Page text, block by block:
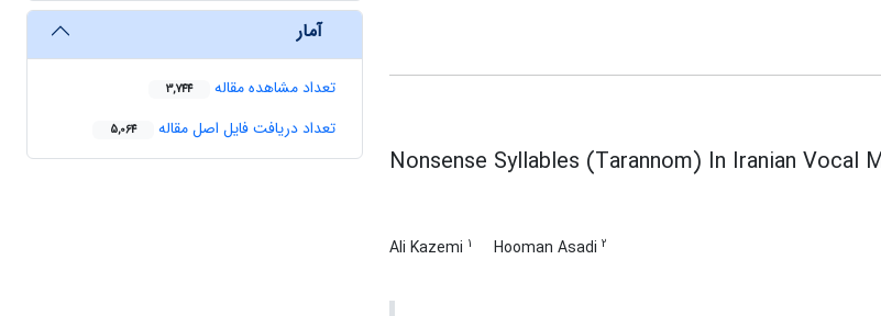
Nonsense Syllables (Tarannom) In Iranian Vocal
Ali Kazemi 1 Hooman Asadi 2
آمار
تعداد مشاهده مقاله 3,744
تعداد دریافت فایل اصل مقاله 5,064